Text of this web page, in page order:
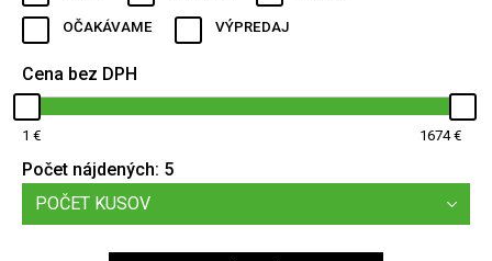
OČAKÁVAME VÝPREDAJ
Cena bez DPH
1 1674
Počet nájdených: 5
POČET KUSOV